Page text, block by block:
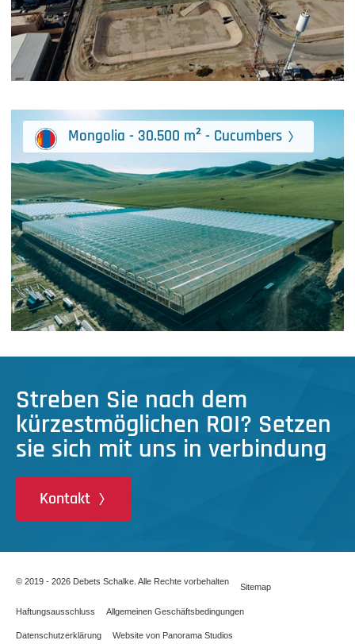
Mongolia - 30.500 m² - Cucumbers
Streben Sie nach dem
kürzestmöglichen ROI? Setzen
sie sich mit uns in verbindung
Kontakt
© 2019 - 2026 Debets Schalke. Alle Rechte vorbehalten
Sitemap
Haftungsausschluss Allgemeinen Geschäftsbedingungen
Datenschutzerklärung Website von Panorama Studios